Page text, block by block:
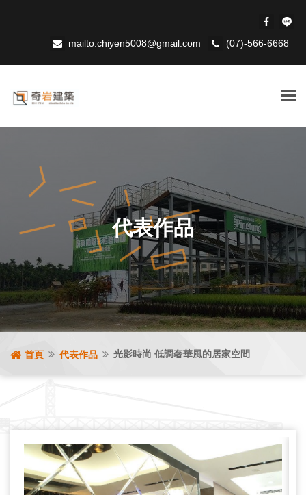
mailto:chiyen5008@gmail.com (07)-566-6668
代表作品
首頁 代表作品 光影時尚 低調奢華風的居家空間